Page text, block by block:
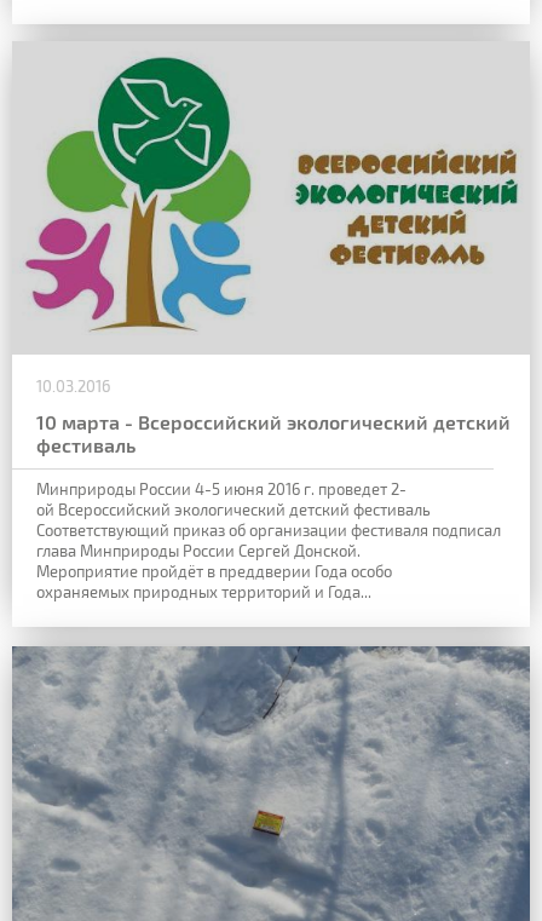
10.03.2016
10 марта - Всероссийский экологический детский
фестиваль
Минприроды России 4-5 июня 2016 г. проведет 2-
ой Всероссийский экологический детский фестиваль
Соответствующий приказ об организации фестиваля подписал
глава Минприроды России Сергей Донской.
Мероприятие пройдёт в преддверии Года особо
охраняемых природных территорий и Года...